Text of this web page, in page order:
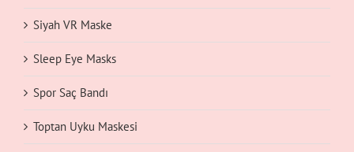
Siyah VR Maske
Sleep Eye Masks
Spor Saç Bandı
Toptan Uyku Maskesi